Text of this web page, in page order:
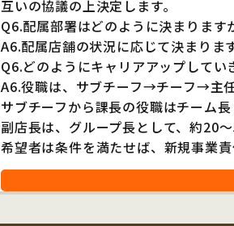
互いの協議の上決定します。
Q6.配属部署はどのように決まります
A6.配属店舗の状況に応じて決まりま
Q6.どのようにキャリアアップしてい
A6.役職は、サブチーフ→チーフ→主
サブチーフから課長の役職はチーム
副店長は、グループ長として、約20
希望者は条件を満たせば、新規事業